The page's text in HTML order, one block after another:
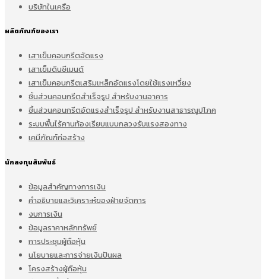
บริษัทในเครือ
ผลิตภัณฑ์ของเรา
เสาเข็มคอนกรีตอัดแรง
เสาเข็มดินซีเมนต์
เสาเข็มคอนกรีตเสริมเหล็กอัดแรงโดยใช้แรงเหวี่ยง
ชิ้นส่วนคอนกรีตสำเร็จรูป สำหรับงานอาคาร
ชิ้นส่วนคอนกรีตอัดแรงสำเร็จรูป สำหรับงานสาธารณูปโภค
ระบบพื้นไร้คานท้องเรียบแบบกลวงรับแรงสองทาง
เคมีภัณฑ์ก่อสร้าง
นักลงทุนสัมพันธ์
ข้อมูลสำคัญทางการเงิน
คำอธิบายและวิเคราะห์ของฝ่ายจัดการ
งบการเงิน
ข้อมูลราคาหลักทรัพย์
การประชุมผู้ถือหุ้น
นโยบายและการจ่ายเงินปันผล
โครงสร้างผู้ถือหุ้น